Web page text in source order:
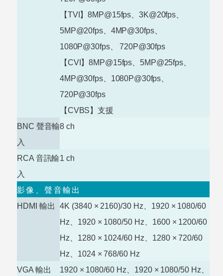
【TVI 】8MP@15fps 、3K@20fps、
5MP@20fps、 4MP@30fps、
1080P@30fps、
720P@30fps
【CVI 】8MP@15fps 5MP@25fps、
4MP@30fps、 1080P@30fps
720P@30fps
【CVBS 】支援
BNC 聲音輸
入
8 ch
RCA 音訊輸
入
1 ch
影像、聲音輸出
HDMI 輸出 4K (3840 × 2160)/30 Hz 1920 × 1080/60
Hz
1920 × 1080/50 Hz 1600 × 1200/60
Hz
1280 × 1024/60 Hz 1280 ×720/60
Hz
1024 ×768/60 Hz
VGA 輸出 1920 × 1080/60 Hz 1920 × 1080/50 Hz